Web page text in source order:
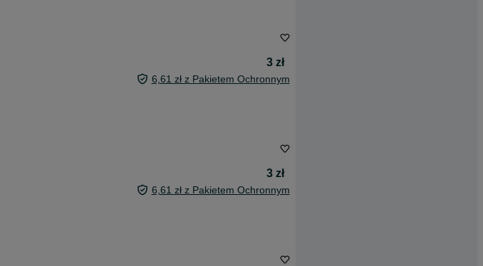
3 zł
6,61 zł z Pakietem Ochronnym
3 zł
6,61 zł z Pakietem Ochronnym